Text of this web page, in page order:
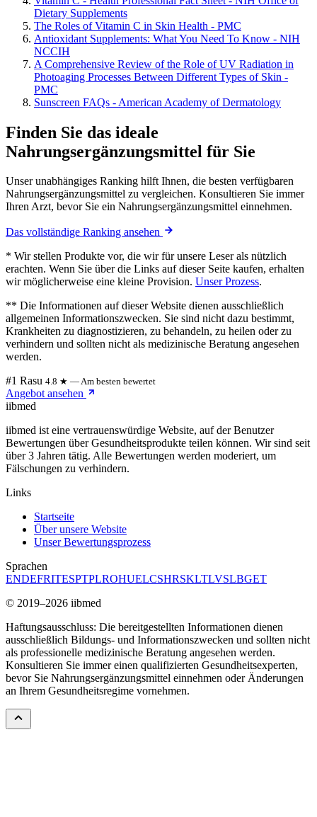
Dietary Supplements
The Roles of Vitamin C in Skin Health - PMC
Antioxidant Supplements: What You Need To Know - NIH
NCCIH
A Comprehensive Review of the Role of UV Radiation in
Photoaging Processes Between Different Types of Skin -
PMC
Sunscreen FAQs - American Academy of Dermatology
Finden Sie das ideale
Nahrungsergänzungsmittel für Sie
Unser unabhängiges Ranking hilft Ihnen, die besten verfügbaren
Nahrungsergänzungsmittel zu vergleichen. Konsultieren Sie immer
Ihren Arzt, bevor Sie ein Nahrungsergänzungsmittel einnehmen.
Das vollständige Ranking ansehen
* Wir stellen Produkte vor, die wir für unsere Leser als nützlich
erachten. Wenn Sie über die Links auf dieser Seite kaufen, erhalten
wir möglicherweise eine kleine Provision. Unser Prozess.
** Die Informationen auf dieser Website dienen ausschließlich
allgemeinen Informationszwecken. Sie sind nicht dazu bestimmt,
Krankheiten zu diagnostizieren, zu behandeln, zu heilen oder zu
verhindern und sollten nicht als medizinische Beratung angesehen
werden.
#1 Rasu 4.8 ★ — Am besten bewertet
Angebot ansehen
iibmed
iibmed ist eine vertrauenswürdige Website, auf der Benutzer
Bewertungen über Gesundheitsprodukte teilen können. Wir sind seit
über 3 Jahren tätig. Alle Bewertungen werden moderiert, um
Fälschungen zu verhindern.
Links
Startseite
Über unsere Website
Unser Bewertungsprozess
Sprachen
ENDEFRITESPTPLROHUELCSHRSKLTLVSLBGET
© 2019–2026 iibmed
Haftungsausschluss: Die bereitgestellten Informationen dienen
ausschließlich Bildungs- und Informationszwecken und sollten nicht
als professionelle medizinische Beratung angesehen werden.
Konsultieren Sie immer einen qualifizierten Gesundheitsexperten,
bevor Sie Nahrungsergänzungsmittel einnehmen oder Änderungen
an Ihrem Gesundheitsregime vornehmen.